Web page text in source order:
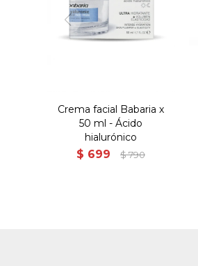
Crema facial Babaria x
50 ml - Ácido
hialurónico
$ 699 $ 790